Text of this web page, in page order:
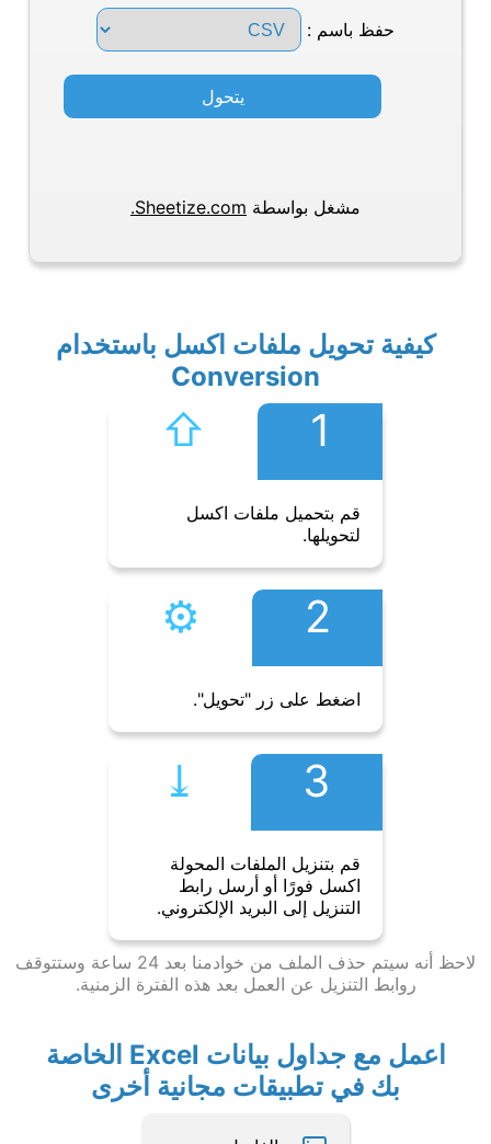
حفظ باسم :
يتحول
مشغل بواسطة Sheetize.com.
كيفية تحويل ملفات اكسل باستخدام
Conversion
1
⇧︎
قم بتحميل ملفات اكسل
لتحويلها.
2
⚙︎
اضغط على زر "تحويل".
3
⤓︎
قم بتنزيل الملفات المحولة
اكسل فورًا أو أرسل رابط
التنزيل إلى البريد الإلكتروني.
لاحظ أنه سيتم حذف الملف من خوادمنا بعد 24 ساعة وستتوقف
روابط التنزيل عن العمل بعد هذه الفترة الزمنية.
اعمل مع جداول بيانات Excel الخاصة
بك في تطبيقات مجانية أخرى